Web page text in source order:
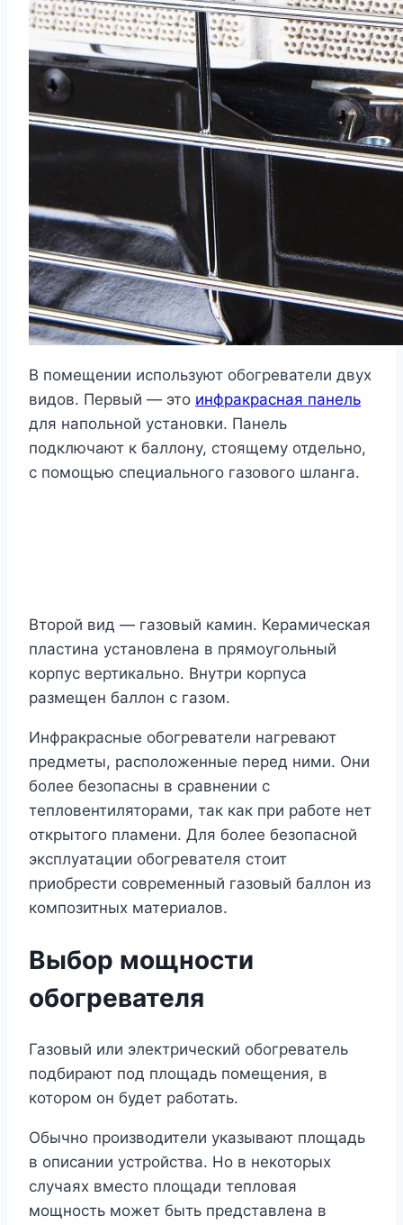
В помещении используют обогреватели двух
видов. Первый — это инфракрасная панель
для напольной установки. Панель
подключают к баллону, стоящему отдельно,
с помощью специального газового шланга.
Второй вид — газовый камин. Керамическая
пластина установлена в прямоугольный
корпус вертикально. Внутри корпуса
размещен баллон с газом.
Инфракрасные обогреватели нагревают
предметы, расположенные перед ними. Они
более безопасны в сравнении с
тепловентиляторами, так как при работе нет
открытого пламени. Для более безопасной
эксплуатации обогревателя стоит
приобрести современный газовый баллон из
композитных материалов.
Выбор мощности
обогревателя
Газовый или электрический обогреватель
подбирают под площадь помещения, в
котором он будет работать.
Обычно производители указывают площадь
в описании устройства. Но в некоторых
случаях вместо площади тепловая
мощность может быть представлена в